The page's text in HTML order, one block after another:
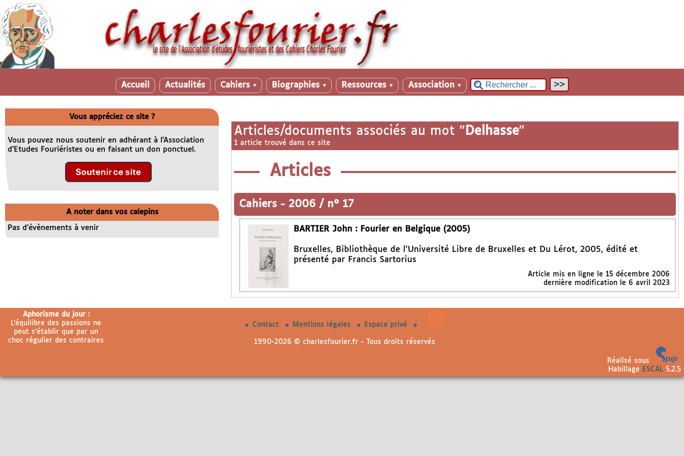
Accueil Actualités Cahiers ▼ Biographies ▼ Ressources ▼ Association ▼
Articles/documents associés au mot " Delhasse"
1 article trouvé dans ce site
Articles
Cahiers - 2006 / n° 17
BARTIER John : Fourier en Belgique (2005)
Bruxelles, Bibliothèque de l’Université Libre de Bruxelles et Du Lérot, 2005, édité et
présenté par Francis Sartorius
Article mis en ligne le 15 décembre 2006
dernière modification le 6 avril 2023
Vous appréciez ce site ?
Vous pouvez nous soutenir en adhérant à l’Association
d’Etudes Fouriéristes ou en faisant un don ponctuel.
A noter dans vos calepins
Pas d’évènements à venir
Aphorisme du jour :
L’équilibre des passions ne
peut s’établir que par un
choc régulier des contraires
Contact Mentions légales Espace privé
1990-2026 © charlesfourier.fr - Tous droits réservés
Réalisé sous
Habillage
ESCAL5.2.5